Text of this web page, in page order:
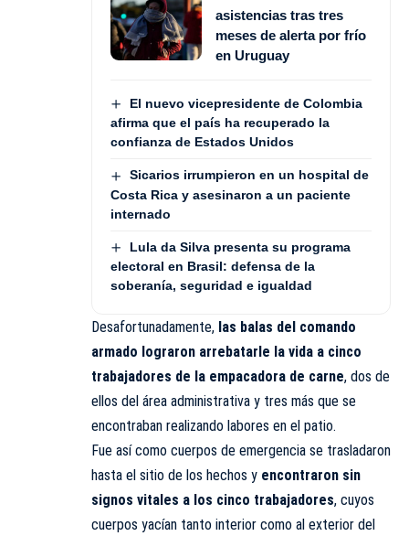
asistencias tras tres
meses de alerta por frío
en Uruguay
El nuevo vicepresidente de Colombia
afirma que el país ha recuperado la
confianza de Estados Unidos
Sicarios irrumpieron en un hospital de
Costa Rica y asesinaron a un paciente
internado
Lula da Silva presenta su programa
electoral en Brasil: defensa de la
soberanía, seguridad e igualdad
Desafortunadamente, las balas del comando
armado lograron arrebatarle la vida a cinco
trabajadores de la empacadora de carne, dos de
ellos del área administrativa y tres más que se
encontraban realizando labores en el patio.
Fue así como cuerpos de emergencia se trasladaron
hasta el sitio de los hechos y encontraron sin
signos vitales a los cinco trabajadores, cuyos
cuerpos yacían tanto interior como al exterior del